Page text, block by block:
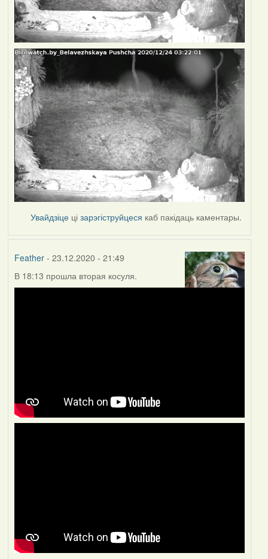
Увайдзіце цізарэгіструйцеся каб пакідаць каментары.
Feather- 23.12.2020 - 21:49
В 18:13 прошла вторая косуля.